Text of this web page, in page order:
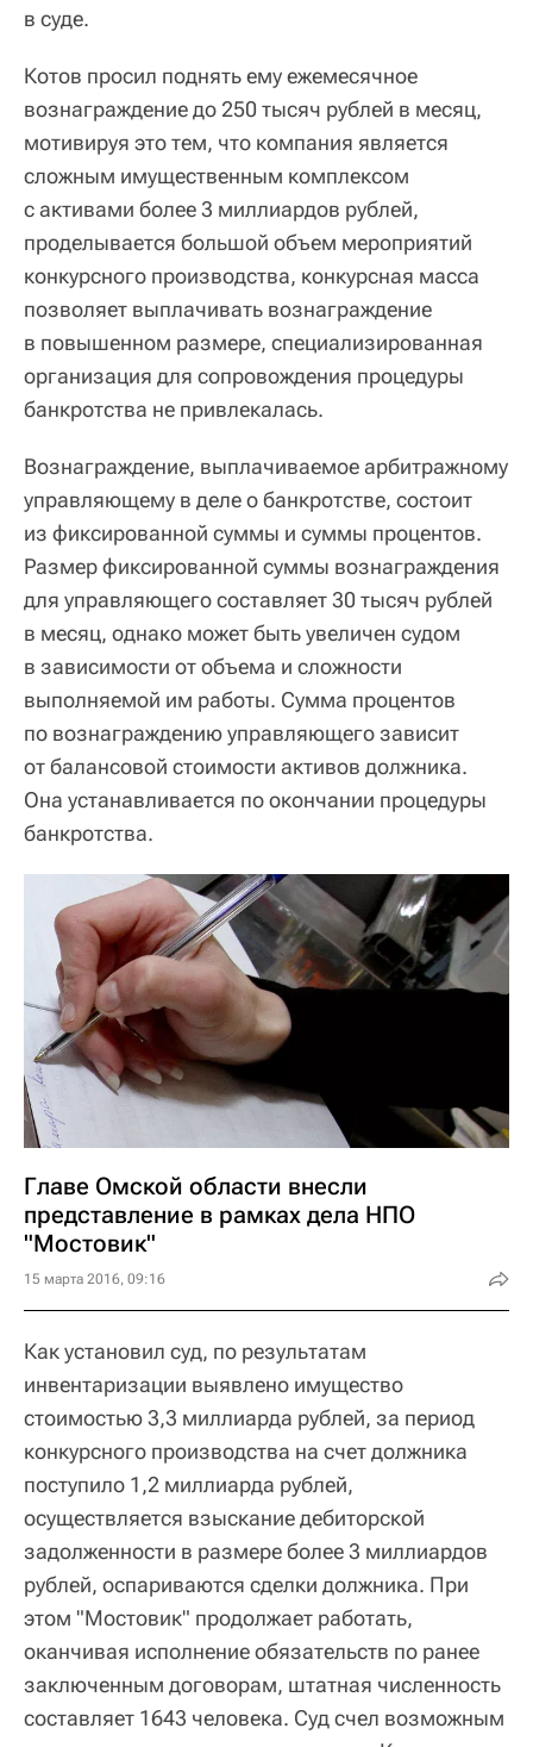
в суде.
Котов просил поднять ему ежемесячное
вознаграждение до 250 тысяч рублей в месяц,
мотивируя это тем, что компания является
сложным имущественным комплексом
с активами более 3 миллиардов рублей,
проделывается большой объем мероприятий
конкурсного производства, конкурсная масса
позволяет выплачивать вознаграждение
в повышенном размере, специализированная
организация для сопровождения процедуры
банкротства не привлекалась.
Вознаграждение, выплачиваемое арбитражному
управляющему в деле о банкротстве, состоит
из фиксированной суммы и суммы процентов.
Размер фиксированной суммы вознаграждения
для управляющего составляет 30 тысяч рублей
в месяц, однако может быть увеличен судом
в зависимости от объема и сложности
выполняемой им работы. Сумма процентов
по вознаграждению управляющего зависит
от балансовой стоимости активов должника.
Она устанавливается по окончании процедуры
банкротства.
Главе Омской области внесли
представление в рамках дела НПО
"Мостовик"
15 марта 2016, 09:16
Как установил суд, по результатам
инвентаризации выявлено имущество
стоимостью 3,3 миллиарда рублей, за период
конкурсного производства на счет должника
поступило 1,2 миллиарда рублей,
осуществляется взыскание дебиторской
задолженности в размере более 3 миллиардов
рублей, оспариваются сделки должника. При
этом "Мостовик" продолжает работать,
оканчивая исполнение обязательств по ранее
заключенным договорам, штатная численность
составляет 1643 человека. Суд счел возможным